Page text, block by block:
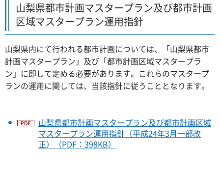
山梨県都市計画マスタープラン及び都市計画
区域マスタープラン運用指針
山梨県内にて行われる都市計画については、「山梨県都市
計画マスタープラン」及び「都市計画区域マスタープラ
ン」に即して定める必要があります。これらのマスタープ
ランの運用に関しては、当該指針に従うこととなります。
山梨県都市計画マスタープラン及び都市計画区域
マスタープラン運用指針（平成24年3月一部改
正）（PDF：398KB）